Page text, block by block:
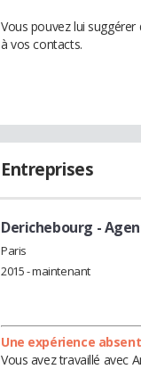
Vous pouvez lui
à vos contacts.
Entreprises
Derichebourg -
Paris
2015 - maintenant
Une expérience
Vous avez travaillé avec